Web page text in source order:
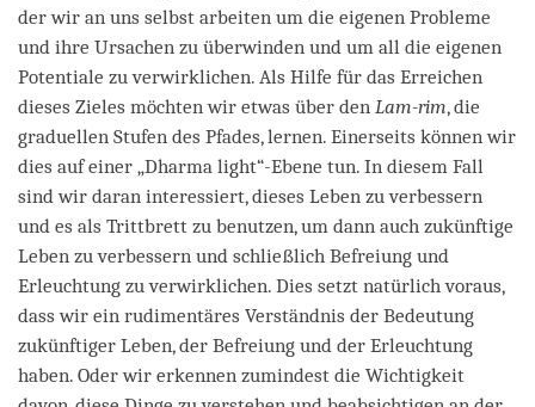
der wir an uns selbst arbeiten um die eigenen Probleme
und ihre Ursachen zu überwinden und um all die eigenen
Potentiale zu verwirklichen. Als Hilfe für das Erreichen
dieses Zieles möchten wir etwas über den Lam-rim, die
graduellen Stufen des Pfades, lernen. Einerseits können wir
dies auf einer „Dharma light“-Ebene tun. In diesem Fall
sind wir daran interessiert, dieses Leben zu verbessern
und es als Trittbrett zu benutzen, um dann auch zukünftige
Leben zu verbessern und schließlich Befreiung und
Erleuchtung zu verwirklichen. Dies setzt natürlich voraus,
dass wir ein rudimentäres Verständnis der Bedeutung
zukünftiger Leben, der Befreiung und der Erleuchtung
haben. Oder wir erkennen zumindest die Wichtigkeit